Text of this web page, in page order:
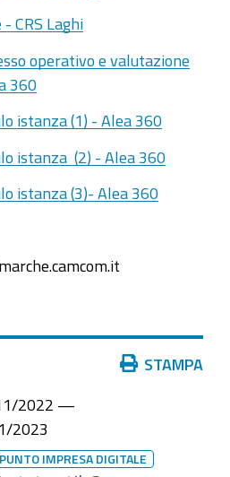
CRS Laghi
operativo e valutazione
360
istanza (1) - Alea 360
istanza (2) - Alea 360
istanza (3)- Alea 360
STAMPA
2022 —
2023
PUNTO IMPRESA DIGITALE